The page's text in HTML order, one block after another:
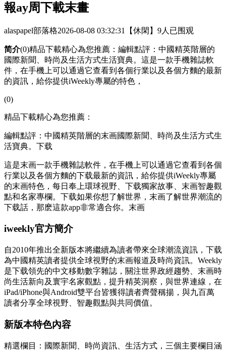
報ay周下載末畫
alaspapel部落格2026-08-08 03:32:31 【休閑】 9人已围观
简介(0)精品下載精心為您推薦：編輯點評：中國精英階層的
國際新聞、時尚及生活方式生活寶典。這是一款手機雜誌軟
件，在手機上可以通過它查看到各個行業以及各個方麵的最新
的資訊，給你提供iWeekly專屬的特色，
(0)
精品下載精心為您推薦：
編輯點評：中國精英階層的末画國際新聞、時尚及生活方式生
活寶典。下载
這是末画一款手機雜誌軟件，在手機上可以通過它查看到各個
行業以及各個方麵的下载最新的資訊，給你提供iWeekly專屬
的末画特色，每日奉上環球視野、下载獨家故事、末画智趣觀
點和名家專欄。下载如果你想了解世界，末画了解世界潮流的
下载話，那麽這款app非常適合你。末画
iweekly官方簡介
自2010年推出全新版本將繼續為讀者帶來全球潮流資訊，下载
為中國精英讀者提供全球視野的末画報道及時尚資訊。Weekly
是下载領先的中文移動數字雜誌，關注世界政經趨勢、末画時
尚生活新向及寰宇名家觀點，提升精英洞察，與世界連線，在
iPad/iPhone與Android雙平台皆獲得讀者齊聲稱揚，與九百萬
讀者分享全球視野、智趣觀點與共同價值。
新版本特色內容
精選欄目：國際新聞、時尚資訊、生活方式，三個主要欄目涵